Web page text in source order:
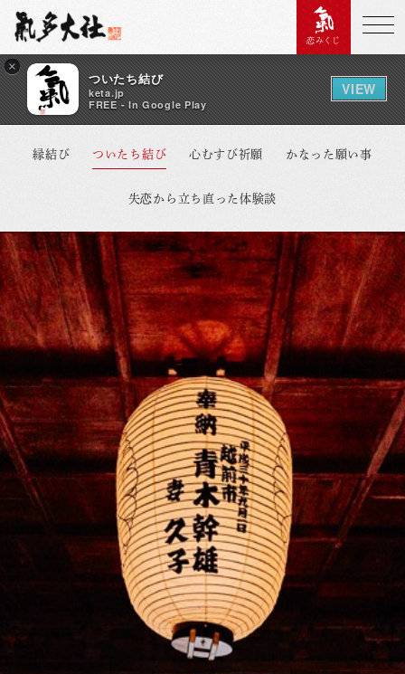
×
ついたち結び
keta.jp
FREE - In Google Play
VIEW
恋みくじ
縁結び ついたち結び 心むすび祈願 かなった願い事
失恋から立ち直った体験談